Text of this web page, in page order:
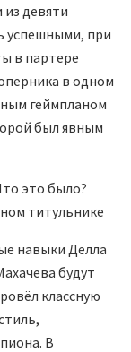
девяти
успешными, при
в партере
в одном
геймпланом
был явным
это было?
титульнике
навыки Делла
будут
классную
В